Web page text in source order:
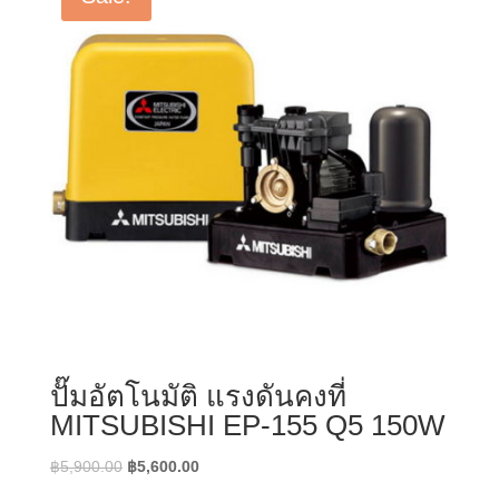
ปั๊มอัตโนมัติ แรงดันคงที่
MITSUBISHI EP-155 Q5 150W
฿5,900.00 Original
฿5,600.00Current